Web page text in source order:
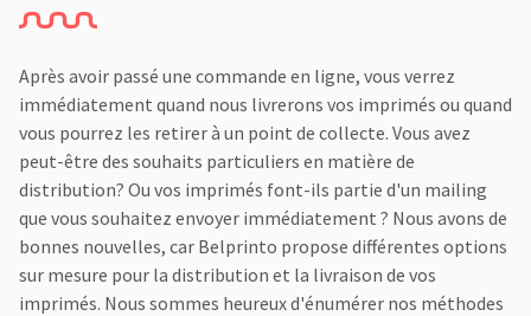
Après avoir passé une commande en ligne, vous verrez
immédiatement quand nous livrerons vos imprimés ou quand
vous pourrez les retirer à un point de collecte. Vous avez
peut-être des souhaits particuliers en matière de
distribution? Ou vos imprimés font-ils partie d'un mailing
que vous souhaitez envoyer immédiatement ? Nous avons de
bonnes nouvelles, car Belprinto propose différentes options
sur mesure pour la distribution et la livraison de vos
imprimés. Nous sommes heureux d'énumérer nos méthodes